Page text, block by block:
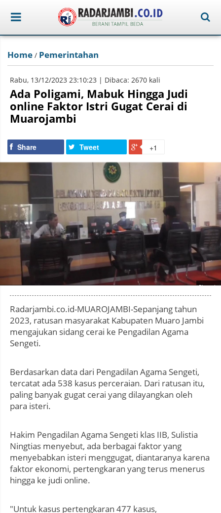
Home / Pemerintahan
Rabu, 13/12/2023 23:10:23 | Dibaca: 2670 kali
Ada Poligami, Mabuk Hingga Judi
online Faktor Istri Gugat Cerai di
Muarojambi
Share Tweet +1
Photo by
Radarjambi.co.id-MUAROJAMBI-Sepanjang tahun
2023, ratusan masyarakat Kabupaten Muaro Jambi
mengajukan sidang cerai ke Pengadilan Agama
Sengeti.
Berdasarkan data dari Pengadilan Agama Sengeti,
tercatat ada 538 kasus perceraian. Dari ratusan itu,
paling banyak gugat cerai yang dilayangkan oleh
para isteri.
Hakim Pengadilan Agama Sengeti klas IIB, Sulistia
Ningtias menyebut, ada berbagai faktor yang
menyebabkan isteri menggugat, diantaranya karena
faktor ekonomi, pertengkaran yang terus menerus
hingga ke judi online.
"Untuk kasus pertengkaran 477 kasus,